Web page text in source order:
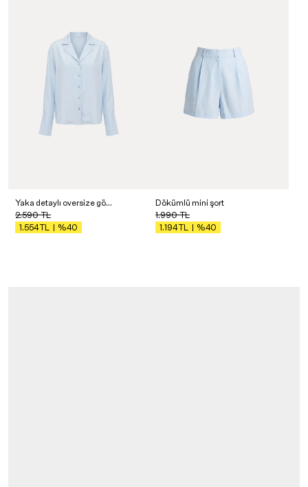
Yaka detaylı oversize gömlek
2.590TL
1.554
%40
Dökümlü mini şort
1.990TL
1.194
%40